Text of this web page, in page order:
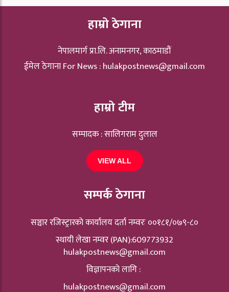
हाम्रो ठेगाना
नेपालमार्ग प्रा.लि. अनामनगर, काठमाडौं
ईमेल ठेगाना For News :hulakpostnews@gmail.com
हाम्रो टीम
सम्पादक : सालिगराम दुलाल
VIEW ALL
सम्पर्क ठेगाना
सञ्चार रजिस्ट्रारकाे कार्यालय दर्ता नम्वरः ००१८१/०७९-८०
स्थायी लेखा नम्वर (PAN):609773932
hulakpostnews@gmail.com
विज्ञापनको लागि :
hulakpostnews@gmail.com